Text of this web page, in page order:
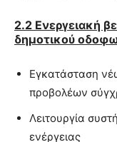
2.2 Ενεργειακή
δημοτικού
Εγκατάσταση
προβολέων
Λειτουργία
ενέργειας